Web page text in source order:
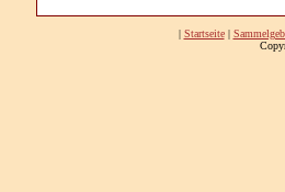
| Startseite|